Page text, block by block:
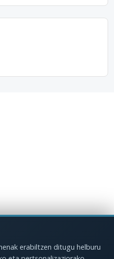
erabiltzen ditugu helburu